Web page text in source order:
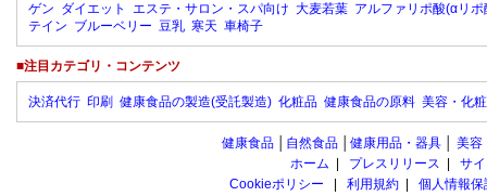
ゲン ダイエット エステ・サロン・スパ向け 大麦若葉 アルファリポ酸(αリポ
テイン ブルーベリー 豆乳 寒天 車椅子
■注目カテゴリ・コンテンツ
決済代行 印刷 健康食品の製造(受託製造) 化粧品 健康食品の原料 美容・化
健康食品 自然食品 健康用品・器具 美容
ホーム
プレスリリース
サ
Cookieポリシー
利用規約 個人情報